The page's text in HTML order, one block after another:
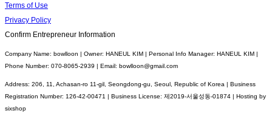
Terms of Use
Privacy Policy
Confirm Entrepreneur Information
Company Name: bowlloon | Owner: HANEUL KIM | Personal Info Manager: HANEUL KIM |
Phone Number: 070-8065-2939 | Email: bowlloon@gmail.com
Address: 206, 11, Achasan-ro 11-gil, Seongdong-gu, Seoul, Republic of Korea | Business
Registration Number: 126-42-00471 | Business License: 제2019-서울성동-01874 | Hosting by
sixshop